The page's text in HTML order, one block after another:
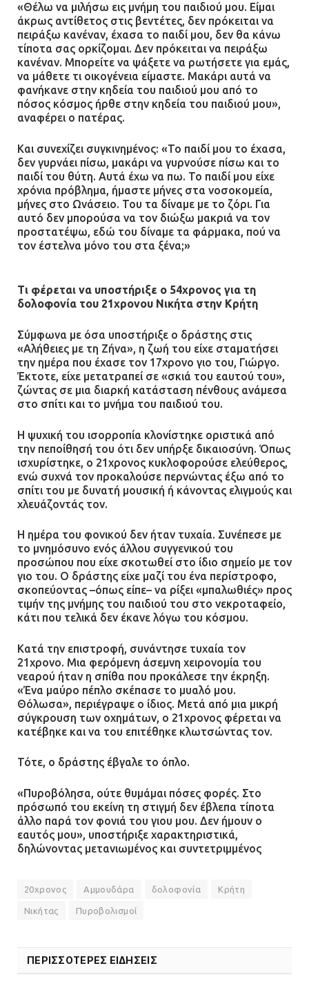
«Θέλω να μιλήσω εις μνήμη του παιδιού μου. Είμαι
άκρως αντίθετος στις βεντέτες, δεν πρόκειται να
πειράξω κανέναν, έχασα το παιδί μου, δεν θα κάνω
τίποτα σας ορκίζομαι. Δεν πρόκειται να πειράξω
κανέναν. Μπορείτε να ψάξετε να ρωτήσετε για εμάς,
να μάθετε τι οικογένεια είμαστε. Μακάρι αυτά να
φανήκανε στην κηδεία του παιδιού μου από το
πόσος κόσμος ήρθε στην κηδεία του παιδιού μου»,
αναφέρει ο πατέρας.
Και συνεχίζει συγκινημένος: «Το παιδί μου το έχασα,
δεν γυρνάει πίσω, μακάρι να γυρνούσε πίσω και το
παιδί του θύτη. Αυτά έχω να πω. Το παιδί μου είχε
χρόνια πρόβλημα, ήμαστε μήνες στα νοσοκομεία,
μήνες στο Ωνάσειο. Του τα δίναμε με το ζόρι. Για
αυτό δεν μπορούσα να τον διώξω μακριά να τον
προστατέψω, εδώ του δίναμε τα φάρμακα, πού να
τον έστελνα μόνο του στα ξένα;»
Τι φέρεται να υποστήριξε ο 54χρονος για τη
δολοφονία του 21χρονου Νικήτα στην Κρήτη
Σύμφωνα με όσα υποστήριξε ο δράστης στις
«Αλήθειες με τη Ζήνα», η ζωή του είχε σταματήσει
την ημέρα που έχασε τον 17χρονο γιο του, Γιώργο.
Έκτοτε, είχε μετατραπεί σε «σκιά του εαυτού του»,
ζώντας σε μια διαρκή κατάσταση πένθους ανάμεσα
στο σπίτι και το μνήμα του παιδιού του.
Η ψυχική του ισορροπία κλονίστηκε οριστικά από
την πεποίθησή του ότι δεν υπήρξε δικαιοσύνη. Όπως
ισχυρίστηκε, ο 21χρονος κυκλοφορούσε ελεύθερος,
ενώ συχνά τον προκαλούσε περνώντας έξω από το
σπίτι του με δυνατή μουσική ή κάνοντας ελιγμούς και
χλευάζοντάς τον.
Η ημέρα του φονικού δεν ήταν τυχαία. Συνέπεσε με
το μνημόσυνο ενός άλλου συγγενικού του
προσώπου που είχε σκοτωθεί στο ίδιο σημείο με τον
γιο του. Ο δράστης είχε μαζί του ένα περίστροφο,
σκοπεύοντας –όπως είπε– να ρίξει «μπαλωθιές» προς
τιμήν της μνήμης του παιδιού του στο νεκροταφείο,
κάτι που τελικά δεν έκανε λόγω του κόσμου.
Κατά την επιστροφή, συνάντησε τυχαία τον
21χρονο. Μια φερόμενη άσεμνη χειρονομία του
νεαρού ήταν η σπίθα που προκάλεσε την έκρηξη.
«Ένα μαύρο πέπλο σκέπασε το μυαλό μου.
Θόλωσα», περιέγραψε ο ίδιος. Μετά από μια μικρή
σύγκρουση των οχημάτων, ο 21χρονος φέρεται να
κατέβηκε και να του επιτέθηκε κλωτσώντας τον.
Τότε, ο δράστης έβγαλε το όπλο.
«Πυροβόλησα, ούτε θυμάμαι πόσες φορές. Στο
πρόσωπό του εκείνη τη στιγμή δεν έβλεπα τίποτα
άλλο παρά τον φονιά του γιου μου. Δεν ήμουν ο
εαυτός μου», υποστήριξε χαρακτηριστικά,
δηλώνοντας μετανιωμένος και συντετριμμένος
20χρονος Αμμουδάρα δολοφονία Κρήτη
Νικήτας Πυροβολισμοί
ΠΕΡΙΣΣΟΤΕΡΕΣ ΕΙΔΗΣΕΙΣ